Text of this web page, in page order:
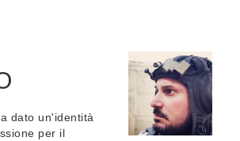
dato un'identità
per il